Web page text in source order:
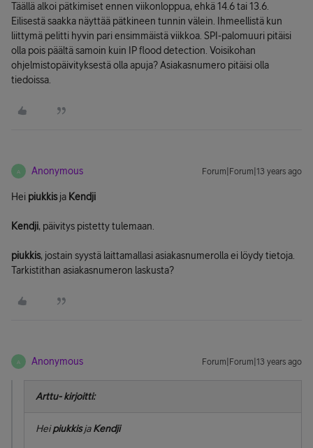
Täällä alkoi pätkimiset ennen viikonloppua, ehkä 14.6 tai 13.6.
Eilisestä saakka näyttää pätkineen tunnin välein. Ihmeellistä kun
liittymä pelitti hyvin pari ensimmäistä viikkoa. SPI-palomuuri pitäisi
olla pois päältä samoin kuin IP flood detection. Voisikohan
ohjelmistopäivityksestä olla apuja? Asiakasnumero pitäisi olla
tiedoissa.
A Anonymous Forum|Forum|13 years ago
Hei piukkisja Kendji
Kendji, päivitys pistetty tulemaan.
piukkis, jostain syystä laittamallasi asiakasnumerolla ei löydy tietoja.
Tarkistithan asiakasnumeron laskusta?
A Anonymous Forum|Forum|13 years ago
Arttu- kirjoitti:
HeipiukkisjaKendji